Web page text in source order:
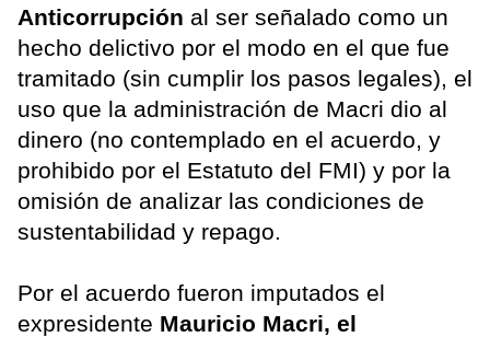
Anticorrupción al ser señalado como un
hecho delictivo por el modo en el que fue
tramitado (sin cumplir los pasos legales), el
uso que la administración de Macri dio al
dinero (no contemplado en el acuerdo, y
prohibido por el Estatuto del FMI) y por la
omisión de analizar las condiciones de
sustentabilidad y repago.
Por el acuerdo fueron imputados el
expresidente Mauricio Macri, el